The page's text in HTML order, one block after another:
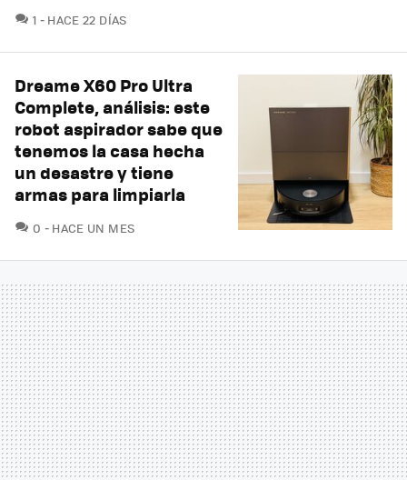
1 COMENTARIOS
HACE 22 DÍAS
Dreame X60 Pro Ultra
Complete, análisis: este
robot aspirador sabe que
tenemos la casa hecha
un desastre y tiene
armas para limpiarla
0 COMENTARIOS
HACE UN MES